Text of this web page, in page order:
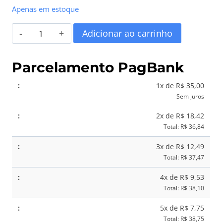
Apenas em estoque
Coração
Verde
Bebê
Adicionar ao carrinho
Parcelamento PagBank
1x de R$ 35,00
Sem juros
2x de R$ 18,42
Total: R$ 36,84
3x de R$ 12,49
Total: R$ 37,47
4x de R$ 9,53
Total: R$ 38,10
5x de R$ 7,75
Total: R$ 38,75